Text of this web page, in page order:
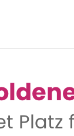
Platz